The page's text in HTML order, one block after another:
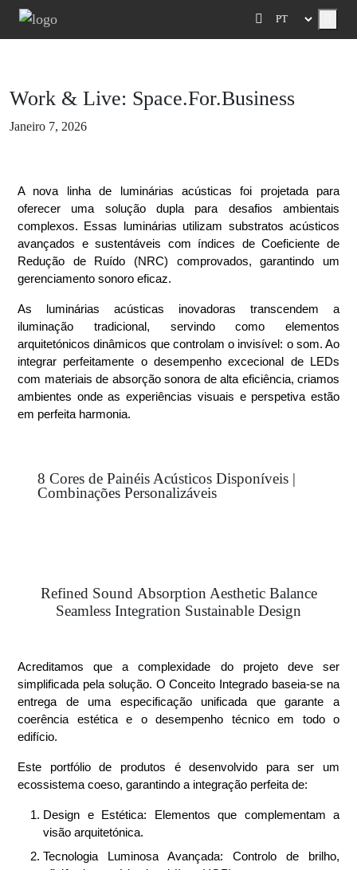
Work & Live: Space.For.Business
Janeiro 7, 2026
A nova linha de luminárias acústicas foi projetada para
oferecer uma solução dupla para desafios ambientais
complexos. Essas luminárias utilizam substratos acústicos
avançados e sustentáveis com índices de Coeficiente de
Redução de Ruído (NRC) comprovados, garantindo um
gerenciamento sonoro eficaz.
As luminárias acústicas inovadoras transcendem a
iluminação tradicional, servindo como elementos
arquitetónicos dinâmicos que controlam o invisível: o som. Ao
integrar perfeitamente o desempenho excecional de LEDs
com materiais de absorção sonora de alta eficiência, criamos
ambientes onde as experiências visuais e perspetiva estão
em perfeita harmonia.
8 Cores de Painéis Acústicos Disponíveis |
Combinações Personalizáveis
Refined Sound Absorption Aesthetic Balance
Seamless Integration Sustainable Design
Acreditamos que a complexidade do projeto deve ser
simplificada pela solução. O Conceito Integrado baseia-se na
entrega de uma especificação unificada que garante a
coerência estética e o desempenho técnicoem todo o
edifício.
Este portfólio de produtos é desenvolvido para ser um
ecossistema coeso, garantindo a integração perfeita de:
Design e Estética: Elementos que complementam a
visão arquitetónica.
Tecnologia Luminosa Avançada: Controlo de brilho,